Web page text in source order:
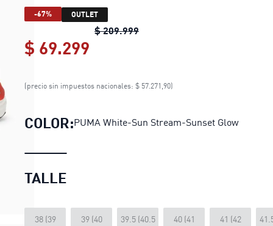
-67% OUTLET
$ 209.999Zapatillas de running para
$ 69.299
Zapatillas de running para
(precio sin impuestos nacionales: $ 57.271,90)
COLOR:PUMA White-Sun Stream-Sunset Glow
TALLE
38 (39
39 (40
39.5 (40.5
40 (41
41 (42